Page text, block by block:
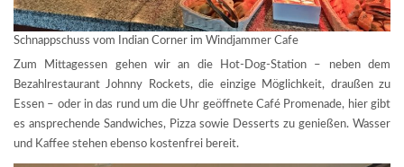
Schnappschuss vom Indian Corner im Windjammer Cafe
Zum Mittagessen gehen wir an die Hot-Dog-Station – neben dem
Bezahlrestaurant Johnny Rockets, die einzige Möglichkeit, draußen zu
Essen – oder in das rund um die Uhr geöffnete Café Promenade, hier gibt
es ansprechende Sandwiches, Pizza sowie Desserts zu genießen. Wasser
und Kaffee stehen ebenso kostenfrei bereit.